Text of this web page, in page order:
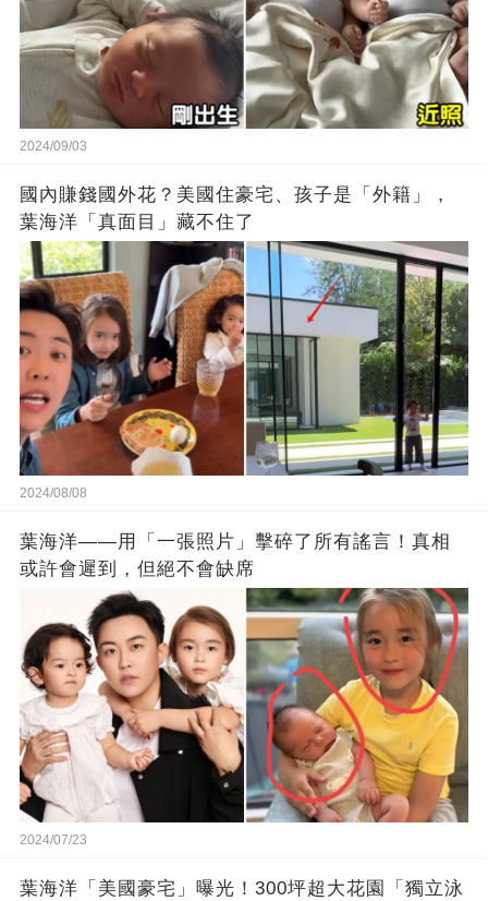
2024/09/03
國內賺錢國外花？美國住豪宅、孩子是「外籍」，
葉海洋「真面目」藏不住了
2024/08/08
葉海洋——用「一張照片」擊碎了所有謠言！真相
或許會遲到，但絕不會缺席
2024/07/23
葉海洋「美國豪宅」曝光！300坪超大花園「獨立泳